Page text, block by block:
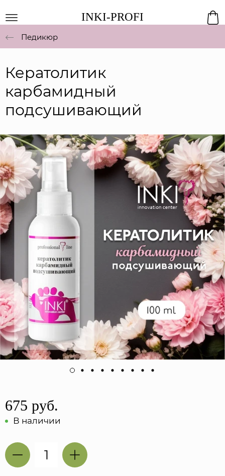
INKI-PROFI
Педикюр
Кератолитик
карбамидный
подсушивающий
675 руб.
В наличии